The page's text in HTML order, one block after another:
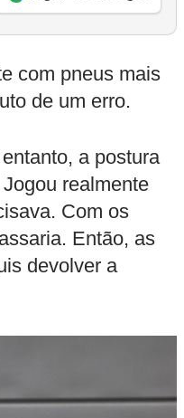
com pneus mais
de um erro.
a postura
realmente
Com os
Então, as
devolver a